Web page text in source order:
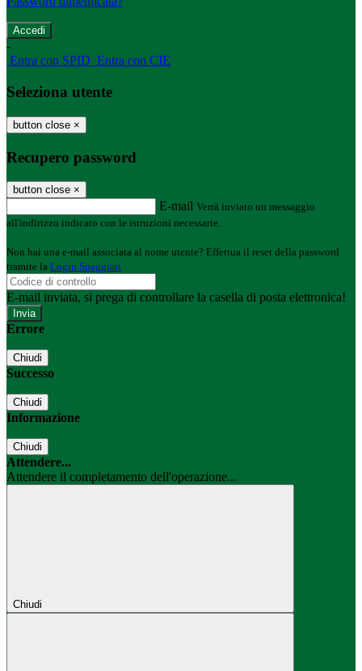
-
Entra con SPID Entra con CIE
Seleziona utente
button close ×
Recupero password
button close ×
E-mail Verrà inviato un messaggio
all'indirizzo indicato con le istruzioni necessarie.
Non hai una e-mail associata al nome utente? Effettua il reset della password
tramite la Login Spaggiari
E-mail inviata, si prega di controllare la casella di posta elettronica!
Errore
Chiudi
Successo
Chiudi
Informazione
Chiudi
Attendere...
Attendere il completamento dell'operazione...
Chiudi